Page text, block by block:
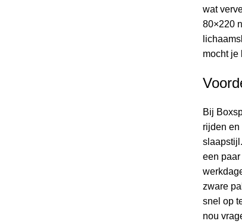
wat
80×220
mocht je
Bij
rijden
een
zware
snel op
nou